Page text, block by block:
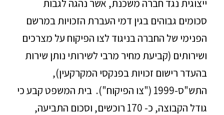
ייצוגית נגד חברה משכנת, אשר נהגה לגבות
סכומים גבוהים בגין דמי העברת הזכויות במרשם
הפנימי של החברה בניגוד לצו הפיקוח על מצרכים
ושירותים (קביעת מחיר מרבי לשירותי נותן שירות
בהעדר רישום זכויות בפנקסי המקרקעין),
התש"ס-1999 ("צו הפיקוח"). בית המשפט קבע כי
גודל הקבוצה, כ- 170 רוכשים, וסכום התביעה,